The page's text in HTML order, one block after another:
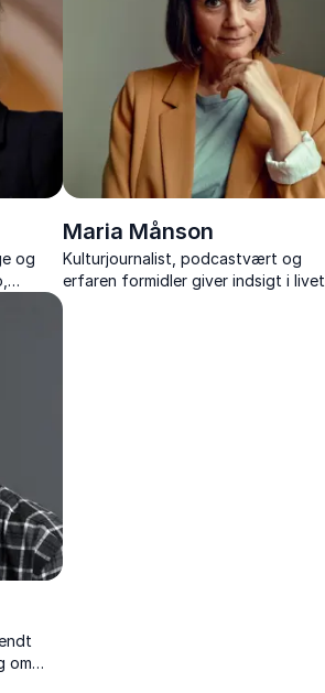
og
Maria Månson
Kulturjournalist, podcastvært og
erfaren formidler giver indsigt i livet
som pårørende, de forbudte følelser
om